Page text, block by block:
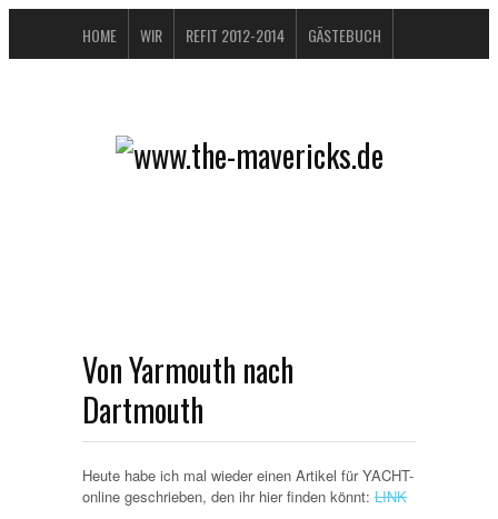
HOME WIR REFIT 2012-2014 GÄSTEBUCH
DATENSCHUTZERKLÄRUNG
Von Yarmouth nach
Dartmouth
Heute habe ich mal wieder einen Artikel für YACHT-
online geschrieben, den ihr hier finden könnt: LINK